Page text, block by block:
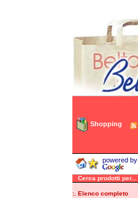
Shopping
powered by
Cerca prodotti per...
:. Elenco completo